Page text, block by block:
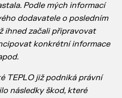
Podle mých informací
dodavatele o posledním
ihned začali připravovat
konkrétní informace
TEPLO již podniká právní
následky škod, které